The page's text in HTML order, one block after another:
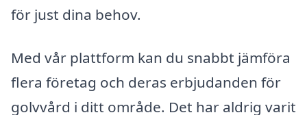
för just dina behov.
Med vår plattform kan du snabbt jämföra
flera företag och deras erbjudanden för
golvvård i ditt område. Det har aldrig varit